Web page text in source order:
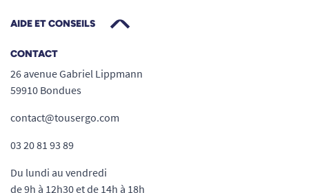
AIDE ET CONSEILS
CONTACT
26 avenue Gabriel Lippmann
59910 Bondues
contact@tousergo.com
03 20 81 93 89
Du lundi au vendredi
de 9h à 12h30 et de 14h à 18h